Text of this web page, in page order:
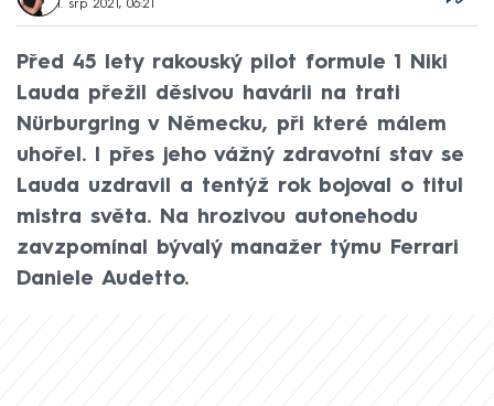
1. srp 2021, 06:21
Před 45 lety rakouský pilot formule 1 Niki
Lauda přežil děsivou havárii na trati
Nürburgring v Německu, při které málem
uhořel. I přes jeho vážný zdravotní stav se
Lauda uzdravil a tentýž rok bojoval o titul
mistra světa. Na hrozivou autonehodu
zavzpomínal bývalý manažer týmu Ferrari
Daniele Audetto.